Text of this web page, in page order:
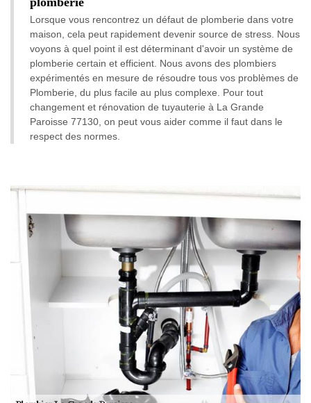
Lorsque vous rencontrez un défaut de plomberie dans votre
maison, cela peut rapidement devenir source de stress. Nous
voyons à quel point il est déterminant d'avoir un système de
plomberie certain et efficient. Nous avons des plombiers
expérimentés en mesure de résoudre tous vos problèmes de
Plomberie, du plus facile au plus complexe. Pour tout
changement et rénovation de tuyauterie à La Grande
Paroisse 77130, on peut vous aider comme il faut dans le
respect des normes.